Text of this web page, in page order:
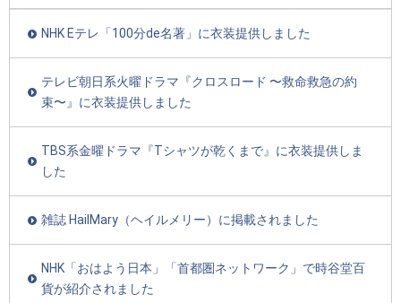
NHK Eテレ「100分de名著」に衣装提供しました
テレビ朝日系火曜ドラマ『クロスロード 〜救命救急の約
束〜』に衣装提供しました
TBS系金曜ドラマ『Tシャツが乾くまで』に衣装提供しま
した
雑誌 HailMary（ヘイルメリー）に掲載されました
NHK「おはよう日本」「首都圏ネットワーク」で時谷堂百
貨が紹介されました